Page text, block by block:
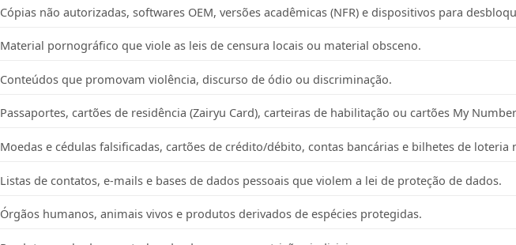
Cópias não autorizadas, softwares OEM, versões acadêmicas (NFR) e dispositivos para
Material pornográfico que viole as leis de censura locais ou material obsceno.
Conteúdos que promovam violência, discurso de ódio ou discriminação.
Passaportes, cartões de residência (Zairyu Card), carteiras de habilitação ou cartões My
Moedas e cédulas falsificadas, cartões de crédito/débito, contas bancárias e bilhetes de loteria
Listas de contatos, e-mails e bases de dados pessoais que violem a lei de proteção de dados.
Órgãos humanos, animais vivos e produtos derivados de espécies protegidas.